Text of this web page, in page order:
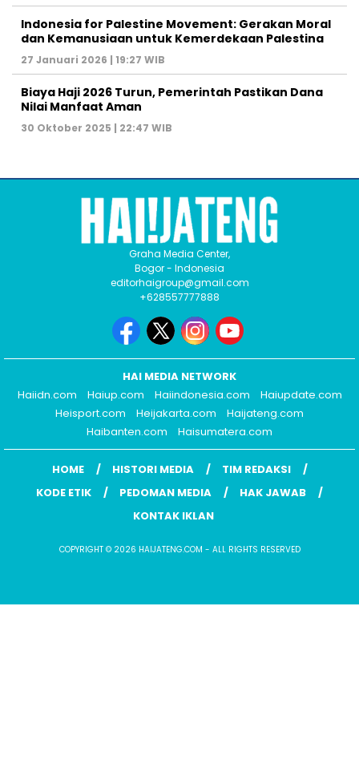
Indonesia for Palestine Movement: Gerakan Moral
dan Kemanusiaan untuk Kemerdekaan Palestina
27 Januari 2026 | 19:27 WIB
Biaya Haji 2026 Turun, Pemerintah Pastikan Dana
Nilai Manfaat Aman
30 Oktober 2025 | 22:47 WIB
Graha Media Center,
Bogor - Indonesia
editorhaigroup@gmail.com
+628557777888
HAI MEDIA NETWORK
Haiidn.com
Haiup.com Haiindonesia.com
Haiupdate.com
Heisport.com
Heijakarta.com
Haijateng.com
Haibanten.com
Haisumatera.com
HOME HISTORI MEDIA
TIM REDAKSI
KODE ETIK
PEDOMAN MEDIA
HAK JAWAB
KONTAK IKLAN
COPYRIGHT © 2026 HAIJATENG.COM - ALL RIGHTS RESERVED